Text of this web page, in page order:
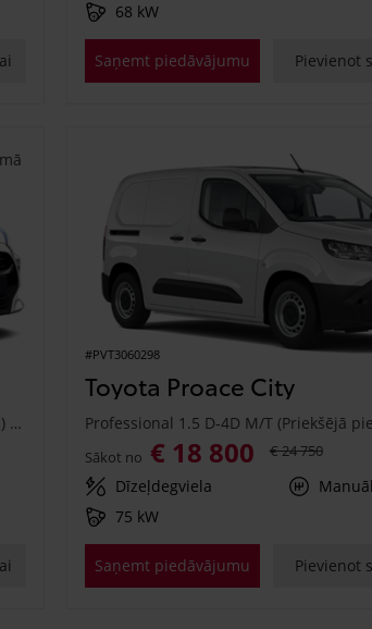
68 kW
Saņemt piedāvājumu Pievienot
Active Plus 1.5 Hybrid 115 e-CVT (Priekšējā piedziņa) (68 kW)
#PVT3060298
Toyota Proace City
Professional 1.5 D-4D M/T (Priekšējā
Sākot no € 18 800 € 24 750
Dīzeļdegviela
75 kW
Saņemt piedāvājumu Pievienot